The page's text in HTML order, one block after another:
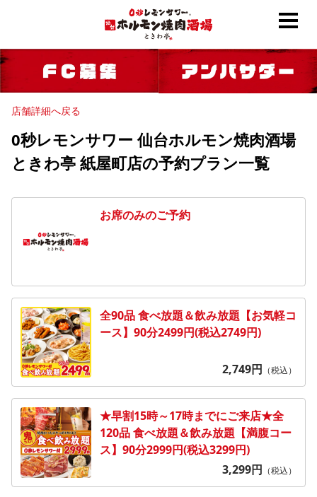
店舗詳細へ戻る
0秒レモンサワー 仙台ホルモン焼肉酒場
ときわ亭 紙屋町店の予約プラン一覧
お席のみのご予約
全90品 食べ放題＆飲み放題【お気軽コ
ース】90分2499円(税込2749円)
2,749円 （税込）
★早割15時～17時までにご来店★全
120品 食べ放題＆飲み放題【満腹コー
ス】90分2999円(税込3299円)
3,299円 （税込）